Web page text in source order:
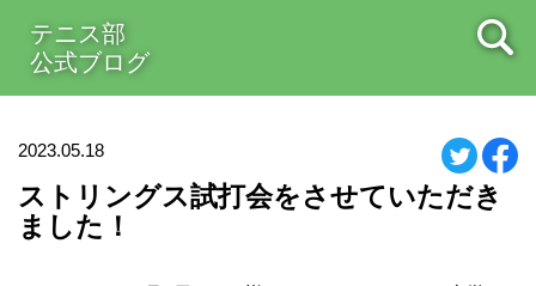
テニス部
公式ブログ
2023.05.18
ストリングス試打会をさせていただき
ました！